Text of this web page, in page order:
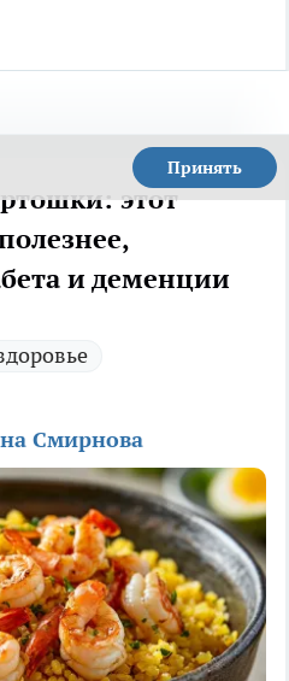
Принять
этот
и деменции
Смирнова